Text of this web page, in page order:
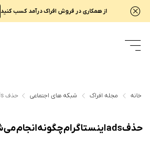
از همکاری در فروش افراک درآمد کسب کنید
خانه مجله افراک شبکه های اجتماعی حذف ads اینستاگرام چگونه انجام می شود؟
حذف ads اینستاگرام چگونه انجام می شود؟